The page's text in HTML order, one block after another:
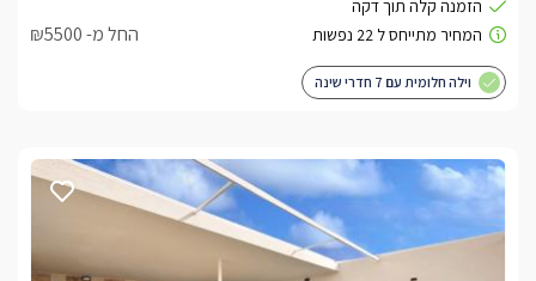
החל מ- ₪5500
וילה חלומית עם 7 חדרי שינה